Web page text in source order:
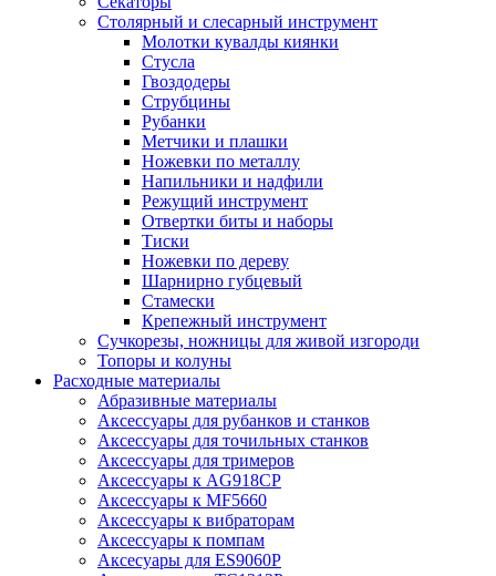
Столярный и слесарный инструмент
Молотки кувалды киянки
Стусла
Гвоздодеры
Струбцины
Рубанки
Метчики и плашки
Ножевки по металлу
Напильники и надфили
Режущий инструмент
Отвертки биты и наборы
Тиски
Ножевки по дереву
Шарнирно губцевый
Стамески
Крепежный инструмент
Сучкорезы, ножницы для живой изгороди
Топоры и колуны
Расходные материалы
Абразивные материалы
Аксессуары для рубанков и станков
Аксессуары для точильных станков
Аксессуары для тримеров
Аксессуары к AG918CP
Аксессуары к MF5660
Аксессуары к вибраторам
Аксессуары к помпам
Аксесуары для ES9060P